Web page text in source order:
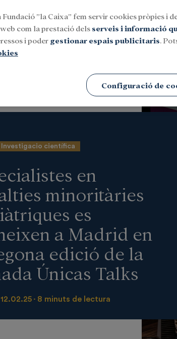
Investigació i beques
Investigacio científica
en
minoritàries
es
a Madrid en
edició de la
Únicas Talks
12.02.25 8 minuts de lectura
Fundació ”la Caixa” fem servir cookies pròpies i
com la prestació dels serveis i informació
i poder gestionar espais publicitaris.
Configuració de